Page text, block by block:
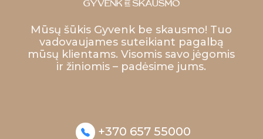
Mūsų šūkis Gyvenk be skausmo! Tuo
vadovaujames suteikiant pagalbą
mūsų klientams. Visomis savo jėgomis
ir žiniomis – padėsime jums.
+370 657 55000